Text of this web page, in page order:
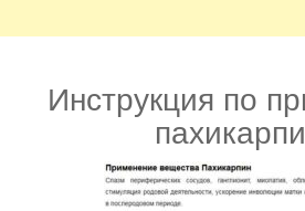
Инструкция по